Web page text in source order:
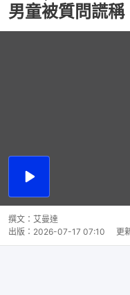
男童被質問謊稱
播
撰文： 艾曼達
出版： 2026-07-17 07:10 更